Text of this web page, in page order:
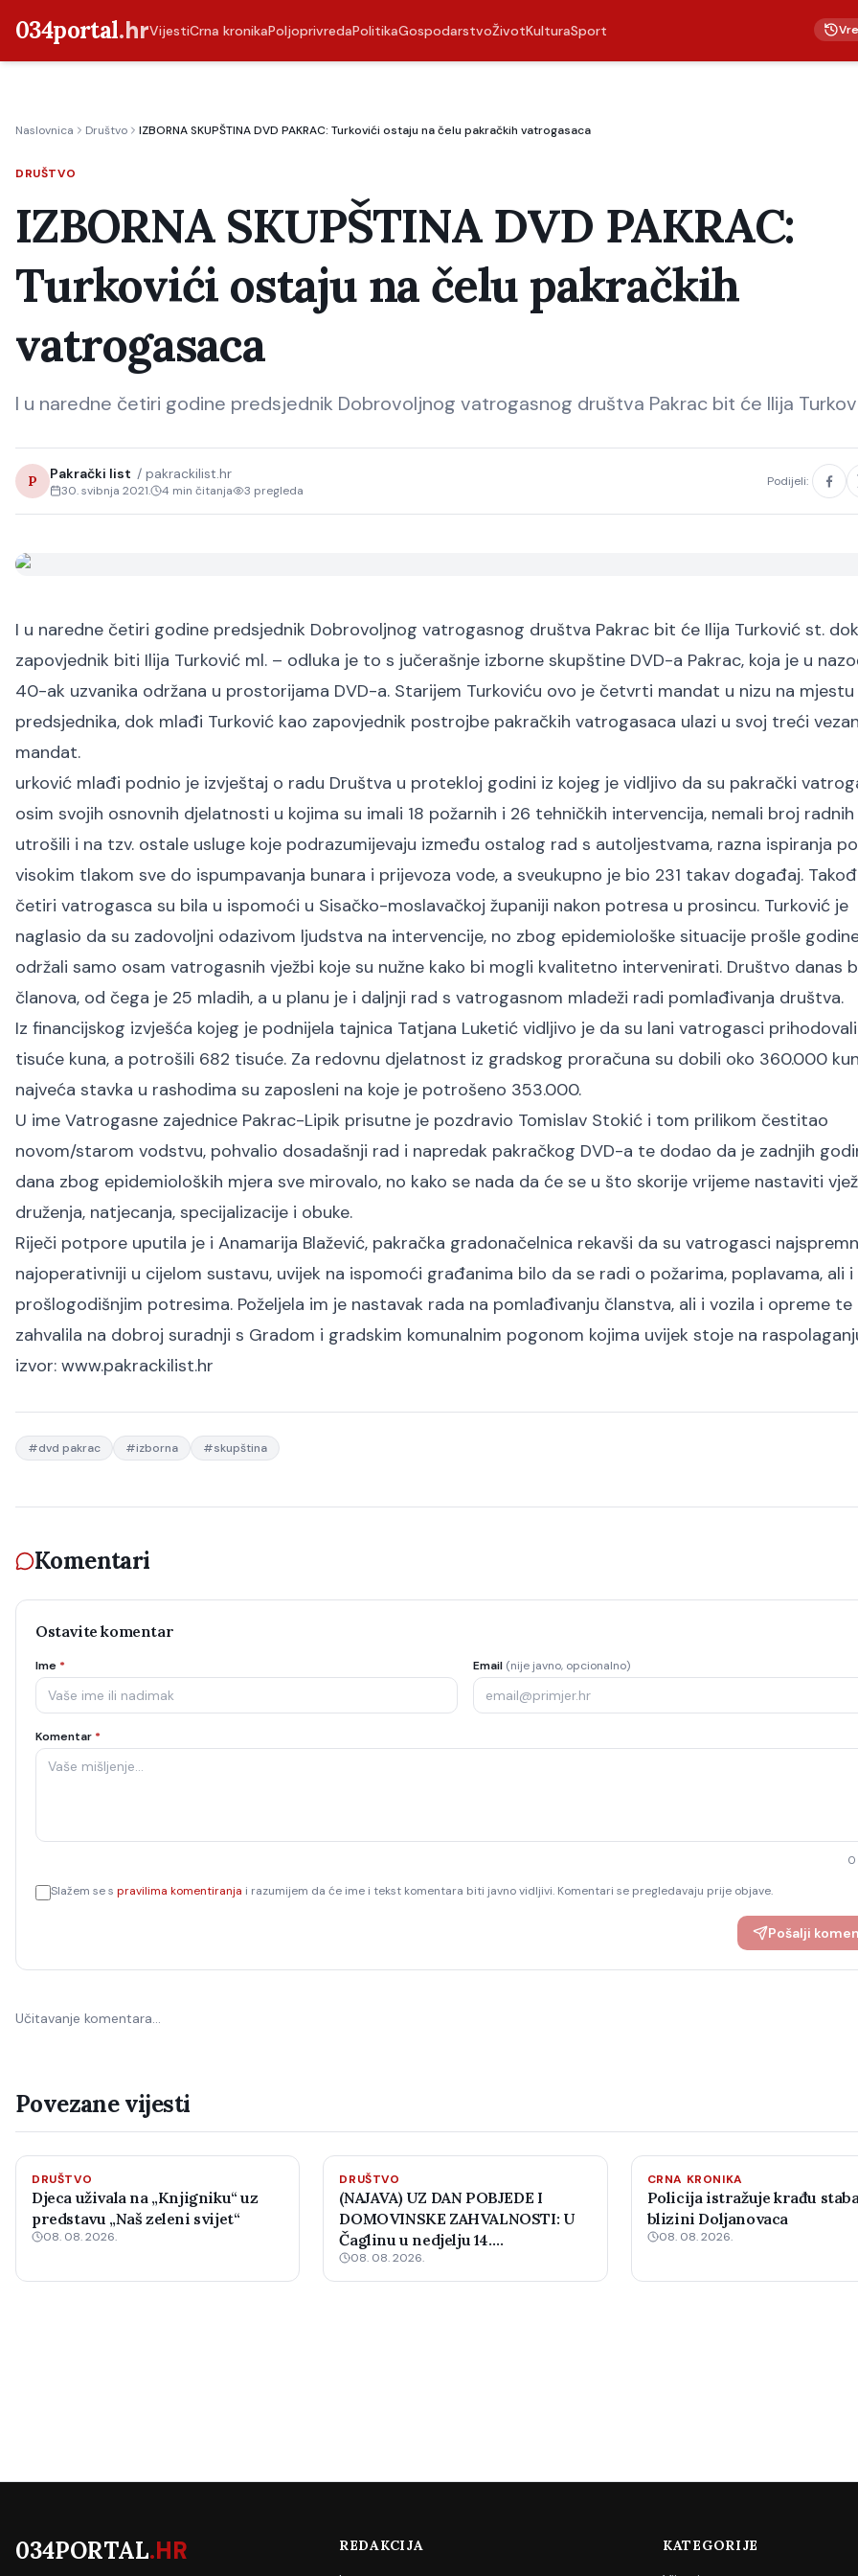
034portal.hrVijestiCrna kronikaPoljoprivredaPolitikaGospodarstvoŽivotKulturaSport
Naslovnica Društvo IZBORNA SKUPŠTINA DVD PAKRAC: Turkovići ostaju na čelu pakračkih vatrogasaca
DRUŠTVO
IZBORNA SKUPŠTINA DVD PAKRAC:
Turkovići ostaju na čelu pakračkih
vatrogasaca
I u naredne četiri godine predsjednik Dobrovoljnog vatrogasnog društva Pakrac bit će Ilija
P Pakrački list / pakrackilist.hr
30. svibnja 2021. 4 min čitanja 3 pregleda
Podijeli:
I u naredne četiri godine predsjednik Dobrovoljnog vatrogasnog društva Pakrac bit će Ilija Turković st.
zapovjednik biti Ilija Turković ml. – odluka je to s jučerašnje izborne skupštine DVD-a Pakrac, koja je u
40-ak uzvanika održana u prostorijama DVD-a. Starijem Turkoviću ovo je četvrti mandat u nizu na mjestu
predsjednika, dok mlađi Turković kao zapovjednik postrojbe pakračkih vatrogasaca ulazi u svoj treći
mandat.
urković mlađi podnio je izvještaj o radu Društva u protekloj godini iz kojeg je vidljivo da su pakrački
osim svojih osnovnih djelatnosti u kojima su imali 18 požarnih i 26 tehničkih intervencija, nemali broj
utrošili i na tzv. ostale usluge koje podrazumijevaju između ostalog rad s autoljestvama, razna ispiranja
visokim tlakom sve do ispumpavanja bunara i prijevoza vode, a sveukupno je bio 231 takav događaj.
četiri vatrogasca su bila u ispomoći u Sisačko-moslavačkoj županiji nakon potresa u prosincu. Turković je
naglasio da su zadovoljni odazivom ljudstva na intervencije, no zbog epidemiološke situacije prošle
održali samo osam vatrogasnih vježbi koje su nužne kako bi mogli kvalitetno intervenirati. Društvo danas
članova, od čega je 25 mladih, a u planu je i daljnji rad s vatrogasnom mladeži radi pomlađivanja društva.
Iz financijskog izvješća kojeg je podnijela tajnica Tatjana Luketić vidljivo je da su lani vatrogasci
tisuće kuna, a potrošili 682 tisuće. Za redovnu djelatnost iz gradskog proračuna su dobili oko 360.000
najveća stavka u rashodima su zaposleni na koje je potrošeno 353.000.
U ime Vatrogasne zajednice Pakrac-Lipik prisutne je pozdravio Tomislav Stokić i tom prilikom čestitao
novom/starom vodstvu, pohvalio dosadašnji rad i napredak pakračkog DVD-a te dodao da je zadnjih
dana zbog epidemioloških mjera sve mirovalo, no kako se nada da će se u što skorije vrijeme nastaviti
druženja, natjecanja, specijalizacije i obuke.
Riječi potpore uputila je i Anamarija Blažević, pakračka gradonačelnica rekavši da su vatrogasci
najoperativniji u cijelom sustavu, uvijek na ispomoći građanima bilo da se radi o požarima, poplavama, ali i
prošlogodišnjim potresima. Poželjela im je nastavak rada na pomlađivanju članstva, ali i vozila i opreme te
zahvalila na dobroj suradnji s Gradom i gradskim komunalnim pogonom kojima uvijek stoje na
izvor: www.pakrackilist.hr
#dvd pakrac #izborna #skupština
Komentari
Ostavite komentar
Ime * Email (nije javno, opcionalno)
Komentar *
0
Slažem se s pravilima komentiranja i razumijem da će ime i tekst komentara biti javno vidljivi. Komentari se pregledavaju prije objave.
Pošalji
Učitavanje komentara…
Povezane vijesti
DRUŠTVO
Djeca uživala na „Knjigniku“ uz
predstavu „Naš zeleni svijet“
08. 08. 2026.
DRUŠTVO
(NAJAVA) UZ DAN POBJEDE I
DOMOVINSKE ZAHVALNOSTI: U
Čaglinu u nedjelju 14.
međunarodni šahovski turnir
08. 08. 2026.
CRNA KRONIKA
Policija istražuje krađu
blizini Doljanovaca
08. 08. 2026.
034PORTAL.HR
REDAKCIJA
KATEGORIJE